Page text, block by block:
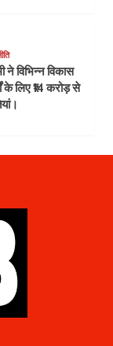
ने विभिन्न विकास
के लिए ₹14 करोड़ से